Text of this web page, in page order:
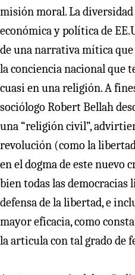
misión moral. La diversidad
económica y política de
de una narrativa mítica
la conciencia nacional que
cuasi en una religión. A
sociólogo Robert Bellah
una “religión civil”,
revolución (como la
en el dogma de este nuevo
bien todas las democracias
defensa de la libertad, e
mayor eficacia, como
la articula con tal grado de